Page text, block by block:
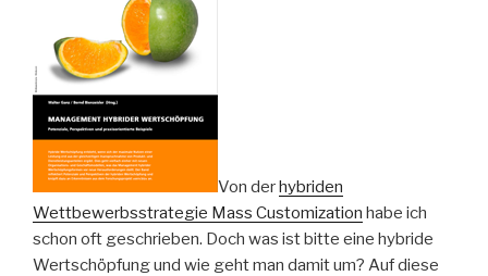
Von derhybriden
Wettbewerbsstrategie Mass Customization habe ich
schon oft geschrieben. Doch was ist bitte eine hybride
Wertschöpfung und wie geht man damit um? Auf diese